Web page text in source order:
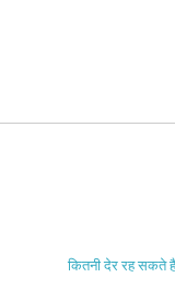
कितनी देर रह सकते